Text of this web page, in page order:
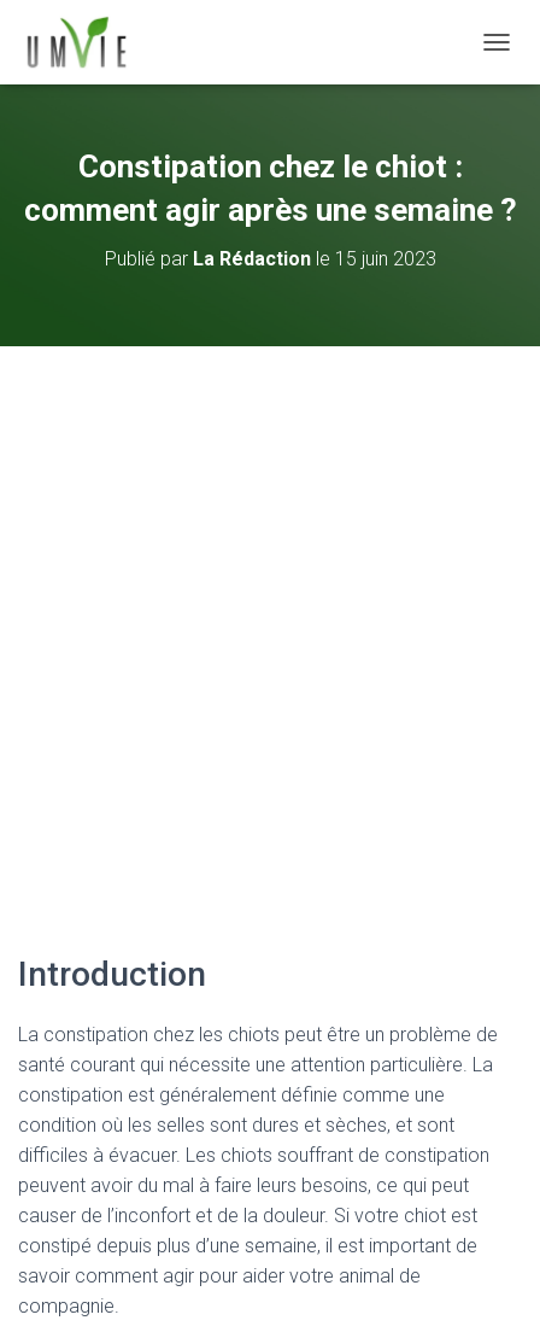
Constipation chez le chiot :
comment agir après une semaine ?
Publié par La Rédactionle 15 juin 2023
Introduction
La constipation chez les chiots peut être un problème de
santé courant qui nécessite une attention particulière. La
constipation est généralement définie comme une
condition où les selles sont dures et sèches, et sont
difficiles à évacuer. Les chiots souffrant de constipation
peuvent avoir du mal à faire leurs besoins, ce qui peut
causer de l’inconfort et de la douleur. Si votre chiot est
constipé depuis plus d’une semaine, il est important de
savoir comment agir pour aider votre animal de
compagnie.